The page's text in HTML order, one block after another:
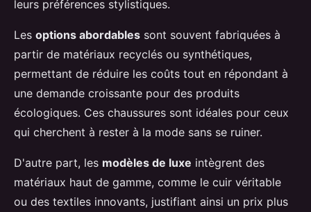
leurs préférences stylistiques.
Les options abordables sont souvent fabriquées à
partir de matériaux recyclés ou synthétiques,
permettant de réduire les coûts tout en répondant à
une demande croissante pour des produits
écologiques. Ces chaussures sont idéales pour ceux
qui cherchent à rester à la mode sans se ruiner.
D'autre part, les modèles de luxe intègrent des
matériaux haut de gamme, comme le cuir véritable
ou des textiles innovants, justifiant ainsi un prix plus